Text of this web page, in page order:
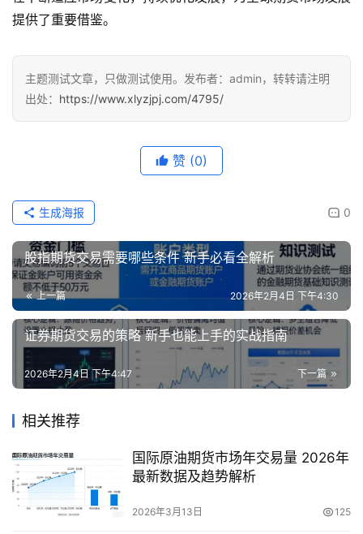
提供了重要借鉴。
主题测试文章，只做测试使用。发布者：admin，转转请注明
出处： https://www.xlyzjpj.com/4795/
赞 (0)
0
生成海报
股指期货交易需要哪些条件 新手必看全解析
上一篇 2026年2月4日 下午4:30
证券期货交易的策略 新手也能上手的实战指南
下一篇
2026年2月4日 下午4:47
相关推荐
国际原油期货市场年交易量 2026年
最新数据及趋势解析
2026年3月13日 125